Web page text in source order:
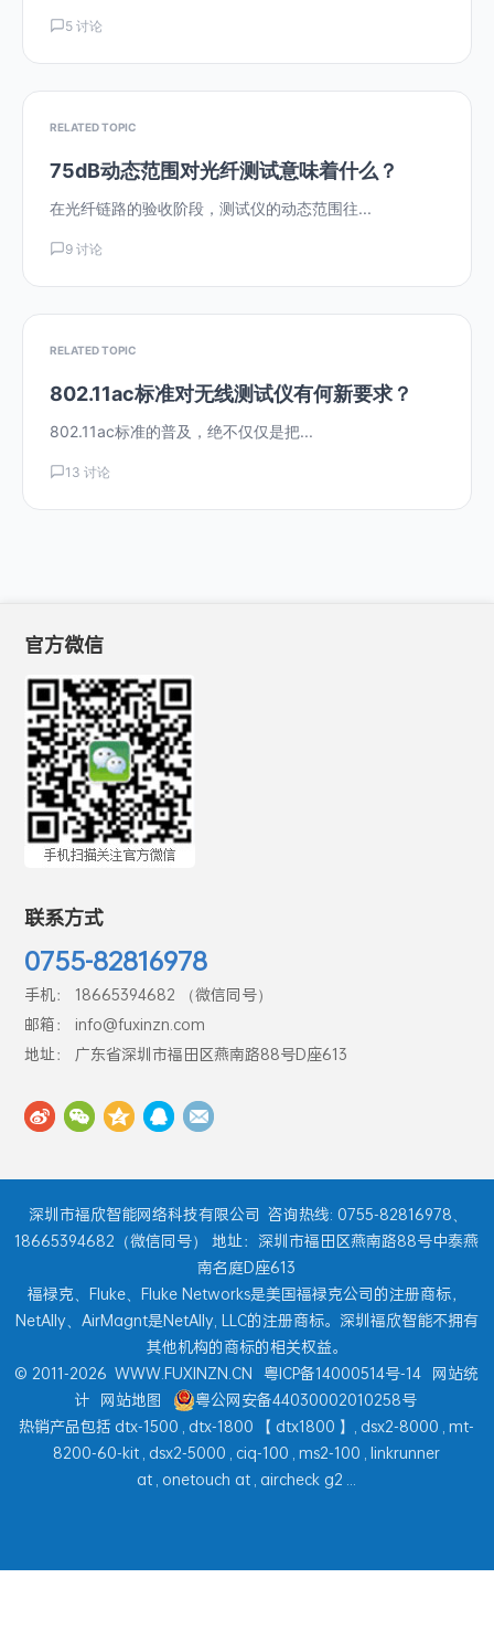
5 讨论
RELATED TOPIC
75dB动态范围对光纤测试意味着什么？
在光纤链路的验收阶段，测试仪的动态范围往...
9 讨论
RELATED TOPIC
802.11ac标准对无线测试仪有何新要求？
802.11ac标准的普及，绝不仅仅是把...
13 讨论
官方微信
联系方式
0755-82816978
手机： 18665394682 （微信同号）
邮箱： info@fuxinzn.com
地址： 广东省深圳市福田区燕南路88号D座613
深圳市福欣智能网络科技有限公司 咨询热线: 0755-82816978、
18665394682（微信同号） 地址：深圳市福田区燕南路88号中泰燕
南名庭D座613
福禄克、Fluke、Fluke Networks是美国福禄克公司的注册商标，
NetAlly、AirMagnt是NetAlly, LLC的注册商标。深圳福欣智能不拥有
其他机构的商标的相关权益。
© 2011-2026 WWW.FUXINZN.CN 粤ICP备14000514号-14 网站统
计 网站地图
粤公网安备44030002010258号
热销产品包括 dtx-1500 , dtx-1800 【 dtx1800 】, dsx2-8000 , mt-
8200-60-kit , dsx2-5000 , ciq-100 , ms2-100 , linkrunner
at , onetouch at , aircheck g2 ...